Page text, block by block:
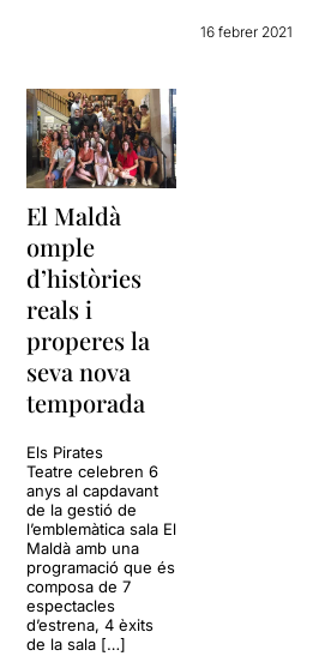
16 febrer 2021
El Maldà
omple
d’històries
reals i
properes la
seva nova
temporada
Els Pirates
Teatre celebren 6
anys al capdavant
de la gestió de
l’emblemàtica sala El
Maldà amb una
programació que és
composa de 7
espectacles
d’estrena, 4 èxits
de la sala […]